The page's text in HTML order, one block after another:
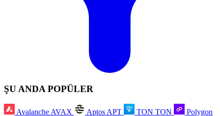
ŞU ANDA POPÜLER
Avalanche AVAX Aptos APT TON TON
Polygon